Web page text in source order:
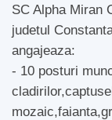
SC Alpha Miran
judetul
angajeaza:
- 10 posturi